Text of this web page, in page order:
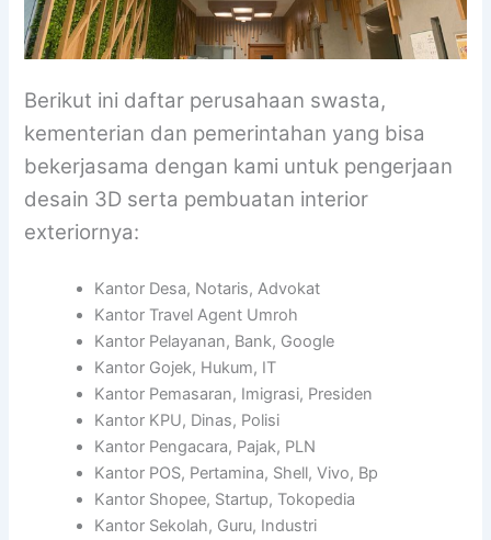
Berikut ini daftar perusahaan swasta,
kementerian dan pemerintahan yang bisa
bekerjasama dengan kami untuk pengerjaan
desain 3D serta pembuatan interior
exteriornya:
Kantor Desa, Notaris, Advokat
Kantor Travel Agent Umroh
Kantor Pelayanan, Bank, Google
Kantor Gojek, Hukum, IT
Kantor Pemasaran, Imigrasi, Presiden
Kantor KPU, Dinas, Polisi
Kantor Pengacara, Pajak, PLN
Kantor POS, Pertamina, Shell, Vivo, Bp
Kantor Shopee, Startup, Tokopedia
Kantor Sekolah, Guru, Industri